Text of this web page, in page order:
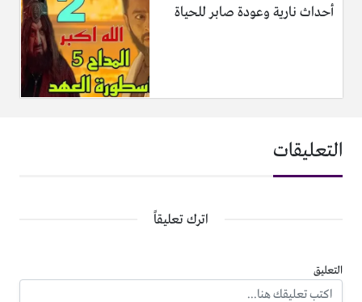
أحداث نارية وعودة صابر للحياة
التعليقات
اترك تعليقاً
التعليق